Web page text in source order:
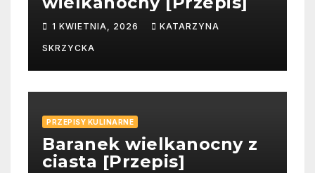
1 KWIETNIA, 2026 KATARZYNA
SKRZYCKA
PRZEPISY KULINARNE
Baranek wielkanocny z
ciasta [Przepis]